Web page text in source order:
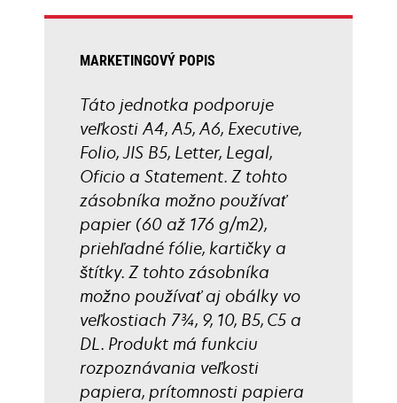
MARKETINGOVÝ POPIS
Táto jednotka podporuje
veľkosti A4, A5, A6, Executive,
Folio, JIS B5, Letter, Legal,
Oficio a Statement. Z tohto
zásobníka možno používať
papier (60 až 176 g/m2),
priehľadné fólie, kartičky a
štítky. Z tohto zásobníka
možno používať aj obálky vo
veľkostiach 7¾, 9, 10, B5, C5 a
DL. Produkt má funkciu
rozpoznávania veľkosti
papiera, prítomnosti papiera